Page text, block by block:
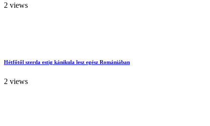
2 views
Hétfőtől szerda estig kánikula lesz egész Romániában
2 views